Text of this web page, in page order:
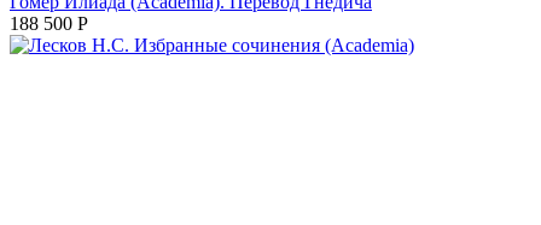
188 500 Р